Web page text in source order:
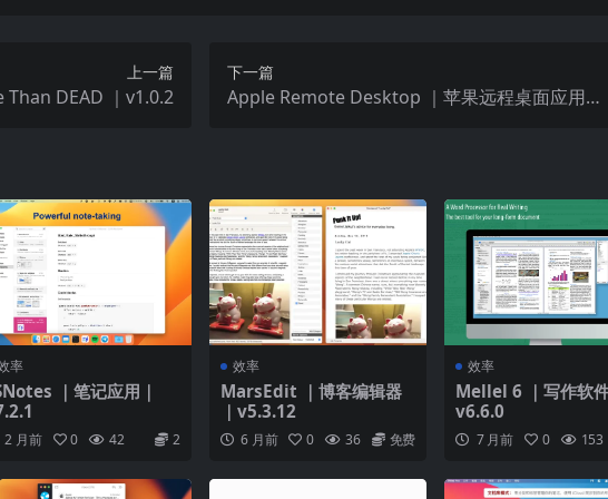
上一篇
DEAD ｜v1.0.2
下一篇
Apple Remote Desktop ｜苹果远程桌面应用｜
率
｜笔记应用｜
2 月前 0 42 2
效率
MarsEdit ｜博客编辑器
｜v5.3.12
6 月前 0 36 免费
效率
Mellel 6 ｜写作软
v6.6.0
7 月前 0 153